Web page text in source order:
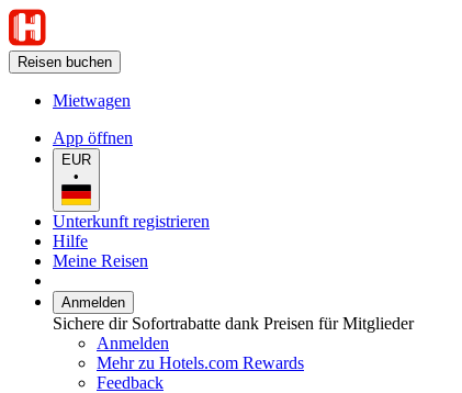
Reisen buchen
Mietwagen
App öffnen
EUR
•
Unterkunft registrieren
Hilfe
Meine Reisen
Anmelden
Sichere dir Sofortrabatte dank Preisen für Mitglieder
Anmelden
Mehr zu Hotels.com Rewards
Feedback